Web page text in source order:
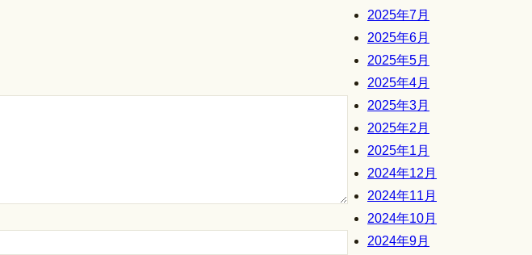
2025年7月
2025年6月
2025年5月
2025年4月
2025年3月
2025年2月
2025年1月
2024年12月
2024年11月
2024年10月
2024年9月